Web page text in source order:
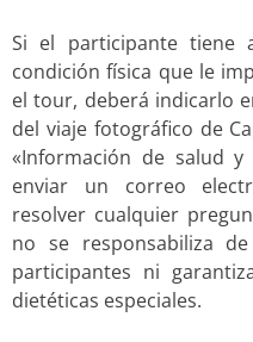
Si el participante tiene
condición física que le
el tour, deberá indicarlo
del viaje fotográfico de
«Información de salud y
enviar un correo
resolver cualquier
no se responsabiliza
participantes ni
dietéticas especiales.